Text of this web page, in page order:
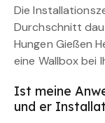
Die
Durchschnitt
Hungen Gießen
eine Wallbox bei
Ist meine
und er